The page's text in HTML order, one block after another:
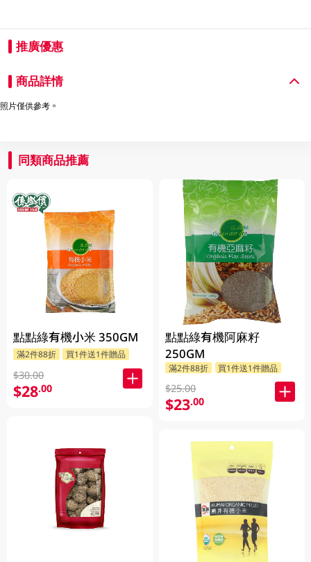
推廣優惠
商品詳情
照片僅供參考。
同類商品推薦
點點綠有機小米 350GM
滿2件88折 買1件送1件贈品
$30.00
$28.00
點點綠有機阿麻籽
250GM
滿2件88折 買1件送1件贈品
$25.00
$23.00